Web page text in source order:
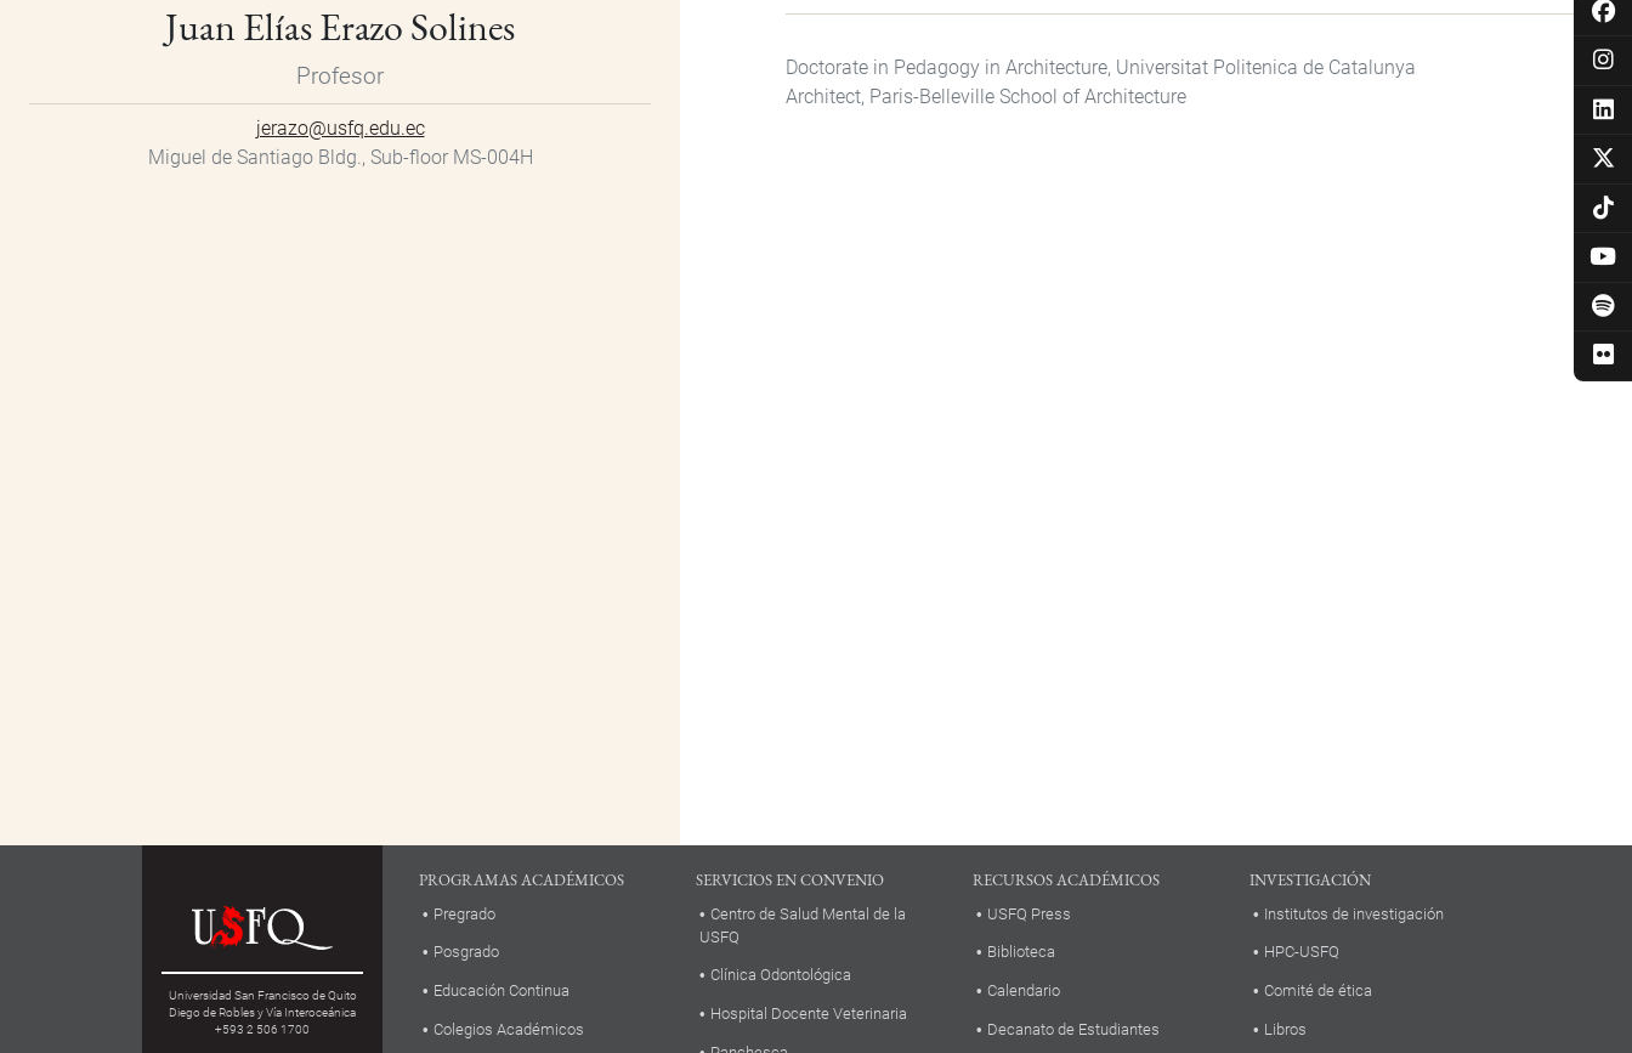
Juan Elías Erazo Solines
Profesor
jerazo@usfq.edu.ec
Miguel de Santiago Bldg., Sub-floor MS-004H
Doctorate in Pedagogy in Architecture, Universitat Politenica de Catalunya
Architect, Paris-Belleville School of Architecture
Universidad San Francisco de Quito
Diego de Robles y Vía Interoceánica
+593 2 506 1700
PROGRAMAS ACADÉMICOS
Pregrado
Posgrado
Educación Continua
Colegios Académicos
SERVICIOS EN CONVENIO
Centro de Salud Mental de la
USFQ
Clínica Odontológica
Hospital Docente Veterinaria
RECURSOS ACADÉMICOS
USFQ Press
Biblioteca
Calendario
Decanato de Estudiantes
INVESTIGACIÓN
Institutos de investigación
HPC-USFQ
Comité de ética
Libros